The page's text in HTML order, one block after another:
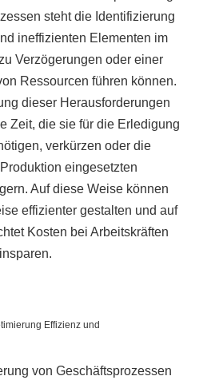
steht die Identifizierung
ineffizienten Elementen im
Verzögerungen oder einer
Ressourcen führen können.
dieser Herausforderungen
Zeit, die sie für die Erledigung
verkürzen oder die
eingesetzten
Auf diese Weise können
effizienter gestalten und auf
Kosten bei Arbeitskräften
Effizienz und
von Geschäftsprozessen